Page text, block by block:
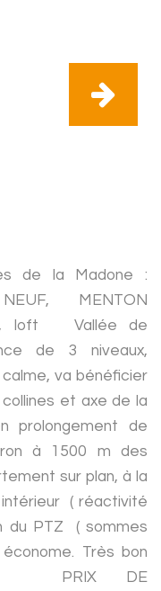
de la Madone :
NEUF, MENTON
loft Vallée de
de 3 niveaux,
va bénéficier
et axe de la
prolongement de
à 1500 m des
sur plan, à la
( réactivité
du PTZ ( sommes
Très bon
PRIX DE